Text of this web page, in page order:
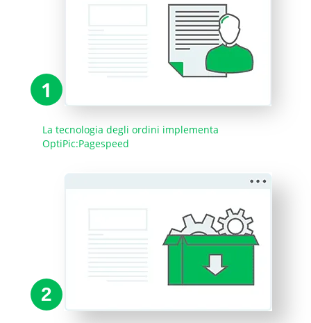
1
La tecnologia degli ordini implementa
OptiPic:Pagespeed
2